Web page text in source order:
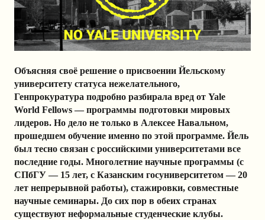
Объясняя своё решение о присвоении Йельскому
университету статуса нежелательного,
Генпрокуратура подробно разбирала вред от Yale
World Fellows — программы подготовки мировых
лидеров. Но дело не только в Алексее Навальном,
прошедшем обучение именно по этой программе. Йель
был тесно связан с российскими университетами все
последние годы. Многолетние научные программы (с
СПбГУ — 15 лет, с Казанским госуниверситетом — 20
лет непрерывной работы), стажировки, совместные
научные семинары. До сих пор в обеих странах
существуют неформальные студенческие клубы.